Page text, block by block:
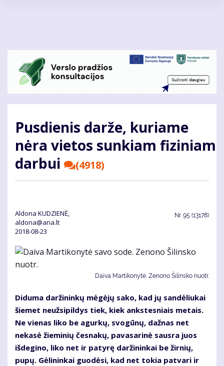
Pusdienis darže, kuriame
nėra vietos sunkiam fiziniam
darbui
(4918)
Aldona KUDZIENĖ,
aldona@ana.lt
2018-08-23
Nr. 95 (13178)
Daiva Martikonytė. Zenono Šilinsko nuotr.
Diduma daržininkų mėgėjų sako, kad jų sandėliukai
šiemet neužsipildys tiek, kiek ankstesniais metais.
Ne vienas liko be agurkų, svogūnų, dažnas net
nekasė žieminių česnakų, pavasarinė sausra juos
išdegino, liko net ir patyrę daržininkai be žirnių,
pupų. Gėlininkai guodėsi, kad net tokia patvari ir